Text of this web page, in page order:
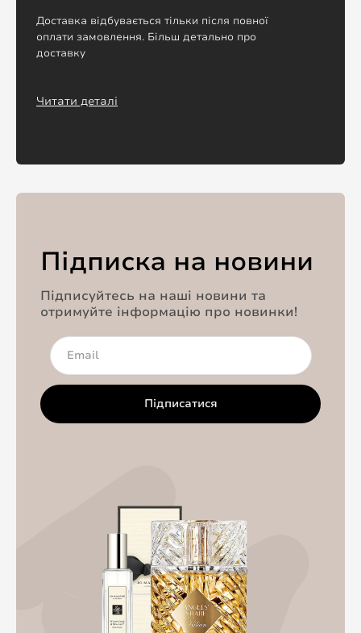
Доставка відбувається тільки після повної
оплати замовлення. Більш детально про
доставку
Читати деталі
Підписка на новини
Підписуйтесь на наші новини та
отримуйте інформацію про новинки!
Підписатися